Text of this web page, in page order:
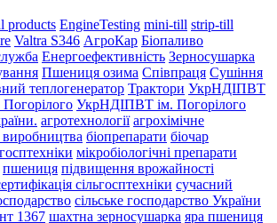
products EngineTesting mini-till strip-till
Valtra S346 АгроКар Біопаливо
Енергоефективність Зерносушарка
Пшениця озима Співпраця Сушіння
теплогенератор Трактори УкрНДІПВТ
УкрНДІПВТ ім. Погорілого
агротехнології агрохімічне
виробництва біопрепарати біочар
мікробіологічні препарати
пшениця підвищення врожайності
сільгосптехніки сучасний
сільське господарство України
1367 шахтна зерносушарка яра пшениця